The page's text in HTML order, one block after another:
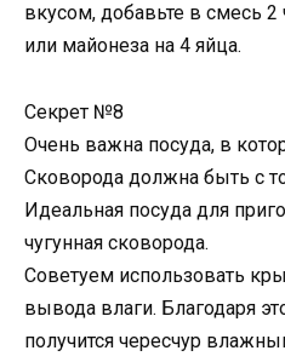
вкусом, добавьте в смесь
или майонеза на 4 яйца.
Секрет №8
Очень важна посуда, в
Сковорода должна быть с
Идеальная посуда для
чугунная сковорода.
Советуем использовать
вывода влаги. Благодаря
получится чересчур